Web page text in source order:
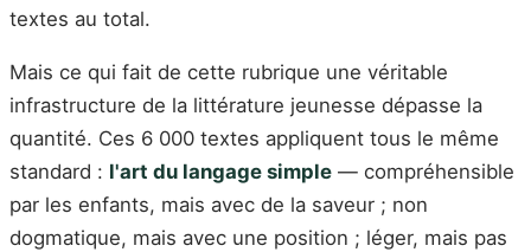
textes au total.
Mais ce qui fait de cette rubrique une véritable
infrastructure de la littérature jeunesse dépasse la
quantité. Ces 6 000 textes appliquent tous le même
standard : l'art du langage simple — compréhensible
par les enfants, mais avec de la saveur ; non
dogmatique, mais avec une position ; léger, mais pas